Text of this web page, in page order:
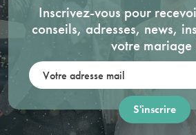
Inscrivez-vous pour
conseils, adresses, news,
votre mariage